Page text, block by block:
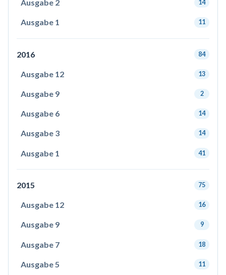
Ausgabe 2 14
Ausgabe 1 11
2016 84
Ausgabe 12 13
Ausgabe 9 2
Ausgabe 6 14
Ausgabe 3 14
Ausgabe 1 41
2015 75
Ausgabe 12 16
Ausgabe 9 9
Ausgabe 7 18
Ausgabe 5 11